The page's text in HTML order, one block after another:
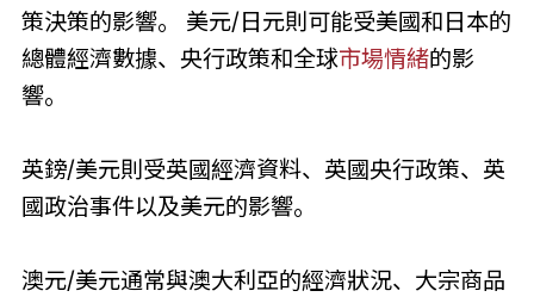
策決策的影響。 美元/日元則可能受美國和日本的
總體經濟數據、央行政策和全球市場情緒的影
響。
英鎊/美元則受英國經濟資料、英國央行政策、英
國政治事件以及美元的影響。
澳元/美元通常與澳大利亞的經濟狀況、大宗商品